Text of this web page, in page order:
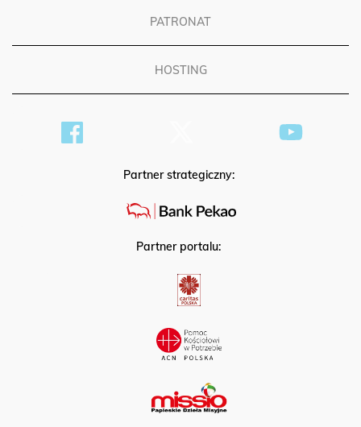
PATRONAT
HOSTING
Partner strategiczny:
Partner portalu: